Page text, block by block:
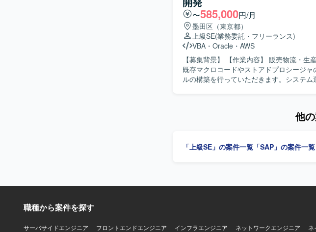
立ち位置として、主体的かつスコープに
ーザーとベンダー双方の意図や要望をくみ
ーションサポートができる方を歓迎いたします。 【ポジションの魅力】 ・大手薬品
おけるSAP更改プロジェクトに参画し、
わっていただけます。 ・ユーザーサイド
して、プロジェクト推進に大きく貢献で
SAP S/4HANAの経験を活かしつつ、更なるスキ
SAP S/4HANA（販売領域／SDモジュール
す。
〜585,000円/月
墨田区（東京都）
上級SE(業務委託・フリーランス)
VBA ・ Oracle ・ AWS
【募集背景】 【作業内容】 販売物流・生産管理システムの保守開発を担当していただきます。
既存マクロコードやストアドプロシージ
ルの構築を行っていただきます。システ
他
「上級SE」の案件一覧 「SAP」の案件一覧
職種から案件を探す
サーバサイドエンジニア フロントエンドエンジニア インフラエンジニア ネットワークエンジニア ネ